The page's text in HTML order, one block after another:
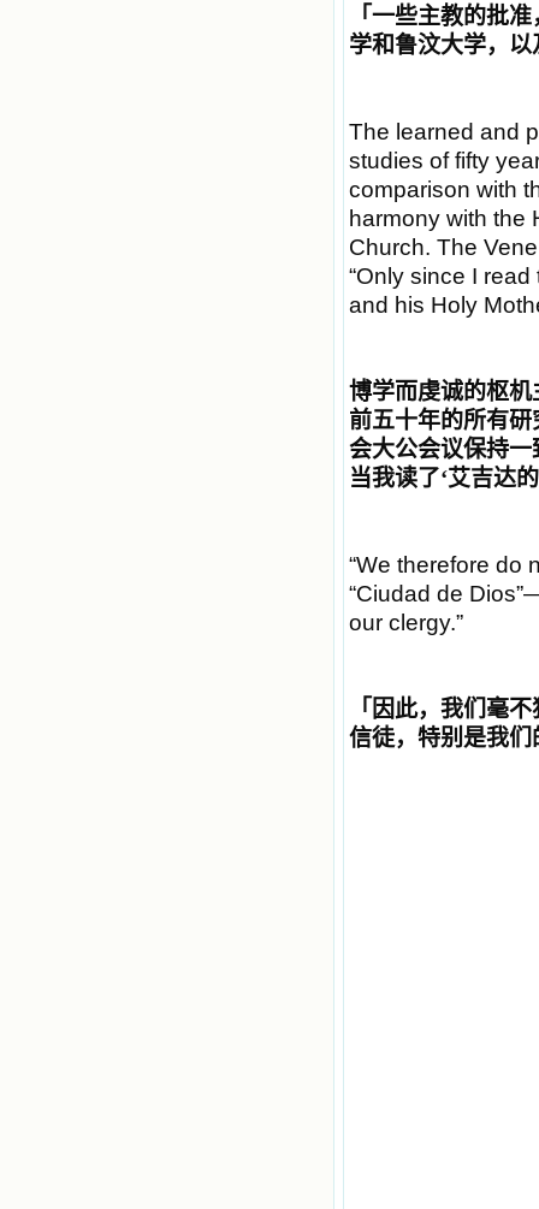
「一些主教的批
学和鲁汶大学，
The learned and
studies of fifty
comparison with
harmony with the
Church. The
“Only since I
and his Holy
博学而虔诚的枢
前五十年的所有
会大公会议保持
当我读了‘艾吉达
“We therefore
“Ciudad de
our clergy.”
「 因此，我们毫
信徒，特别是我